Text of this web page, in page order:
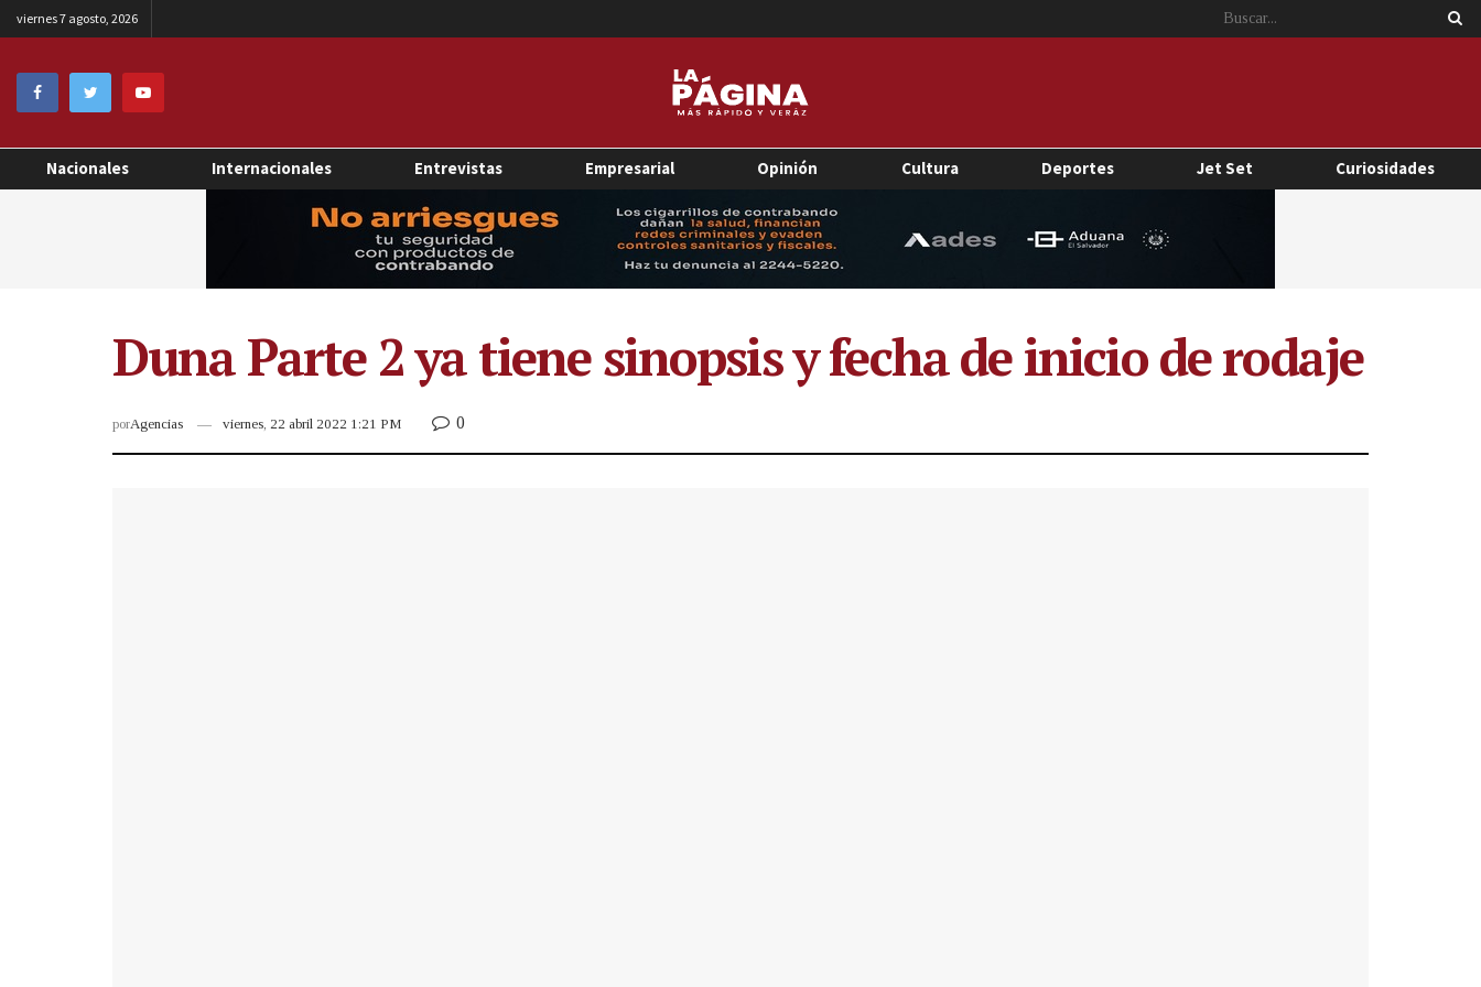
viernes 7 agosto, 2026
Nacionales Internacionales Entrevistas Empresarial Opinión Cultura Deportes Jet Set Curiosidades
Duna Parte 2 ya tiene sinopsis y fecha de inicio de rodaje
porAgencias viernes, 22 abril 2022 1:21 PM 0